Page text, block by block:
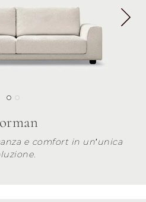
e comfort in un’unica